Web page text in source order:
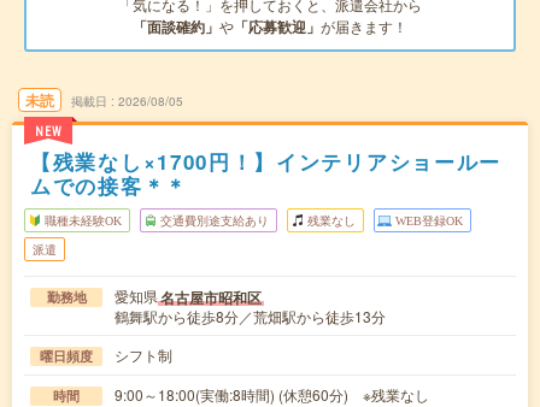
「面談確約」 や 「応募歓迎」 が届きます！
未読
NEW
掲載日 2026/08/05
【残業なし×1700円！】インテリアショールー
ムでの接客＊＊
職種未経験OK 交通費別途支給あり 残業なし WEB登録OK
派遣
勤務地 愛知県名古屋市昭和区
鶴舞駅から徒歩8分／荒畑駅から徒歩13分
曜日頻度 シフト制
時間 9:00～18:00(実働:8時間) (休憩60分) ※残業なし